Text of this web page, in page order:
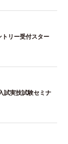
トリー受付スター
試実技試験セミナ